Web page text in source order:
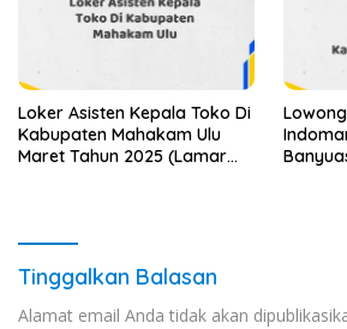
Loker Asisten Kepala Toko Di
Kabupaten Mahakam Ulu
Maret Tahun 2025 (Lamar
Tinggalkan Balasan
Alamat email Anda tidak akan